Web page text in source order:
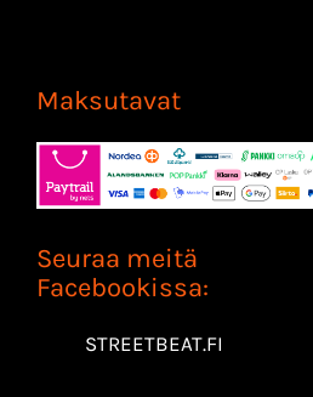
Maksutavat
Seuraa meitä
Facebookissa:
STREETBEAT.FI